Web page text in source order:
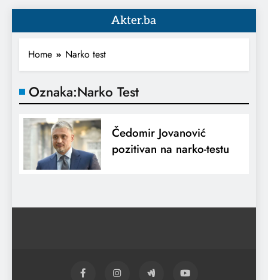
Akter.ba
Home Narko test
Oznaka:Narko Test
Čedomir Jovanović
pozitivan na narko-testu